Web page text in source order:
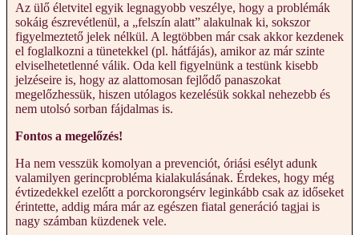
Az ülő életvitel egyik legnagyobb veszélye, hogy a problémák
sokáig észrevétlenül, a „felszín alatt” alakulnak ki, sokszor
figyelmeztető jelek nélkül. A legtöbben már csak akkor kezdenek
el foglalkozni a tünetekkel (pl. hátfájás), amikor az már szinte
elviselhetetlenné válik. Oda kell figyelnünk a testünk kisebb
jelzéseire is, hogy az alattomosan fejlődő panaszokat
megelőzhessük, hiszen utólagos kezelésük sokkal nehezebb és
nem utolsó sorban fájdalmas is.
Fontos a megelőzés!
Ha nem vesszük komolyan a prevenciót, óriási esélyt adunk
valamilyen gerincprobléma kialakulásának. Érdekes, hogy még
évtizedekkel ezelőtt a porckorongsérv leginkább csak az időseket
érintette, addig mára már az egészen fiatal generáció tagjai is
nagy számban küzdenek vele.